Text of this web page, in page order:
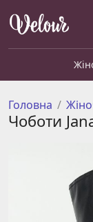
Головна
Чоботи